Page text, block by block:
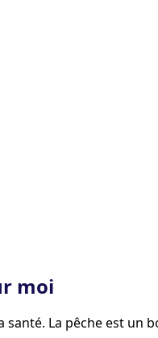
moi
santé. La pêche est un